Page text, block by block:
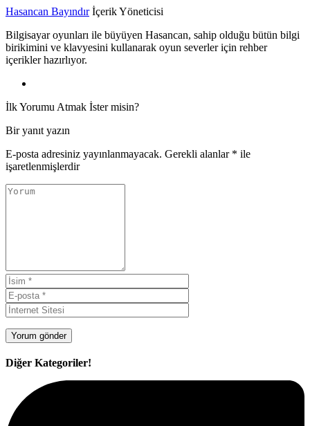
Hasancan Bayındır İçerik Yöneticisi
Bilgisayar oyunları ile büyüyen Hasancan, sahip olduğu bütün bilgi
birikimini ve klavyesini kullanarak oyun severler için rehber
içerikler hazırlıyor.
İlk Yorumu Atmak İster misin?
Bir yanıt yazın
E-posta adresiniz yayınlanmayacak. Gerekli alanlar * ile
işaretlenmişlerdir
Diğer Kategoriler!